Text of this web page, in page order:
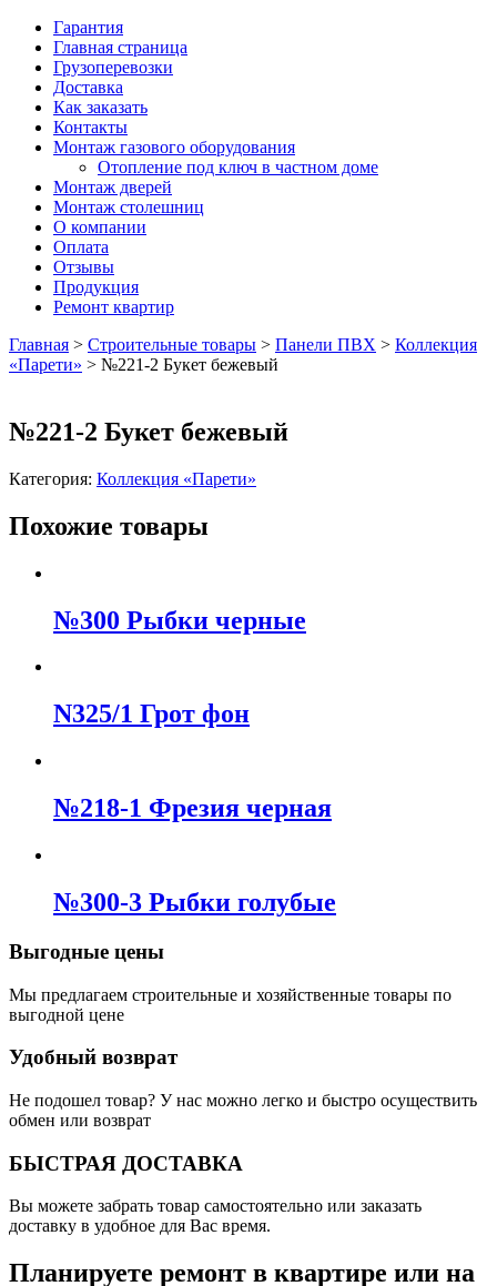
Гарантия
Главная страница
Грузоперевозки
Доставка
Как заказать
Контакты
Монтаж газового оборудования
Отопление под ключ в частном доме
Монтаж дверей
Монтаж столешниц
О компании
Оплата
Отзывы
Продукция
Ремонт квартир
Главная > Строительные товары > Панели ПВХ > Коллекция
«Парети» > №221-2 Букет бежевый
№221-2 Букет бежевый
Категория: Коллекция «Парети»
Похожие товары
№300 Рыбки черные
N325/1 Грот фон
№218-1 Фрезия черная
№300-3 Рыбки голубые
Выгодные цены
Мы предлагаем строительные и хозяйственные товары по
выгодной цене
Удобный возврат
Не подошел товар? У нас можно легко и быстро осуществить
обмен или возврат
БЫСТРАЯ ДОСТАВКА
Вы можете забрать товар самостоятельно или заказать
доставку в удобное для Вас время.
Планируете ремонт в квартире или на